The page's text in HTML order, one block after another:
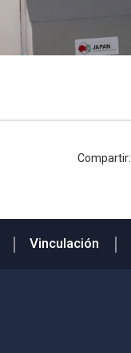
Compartir:
Vinculación